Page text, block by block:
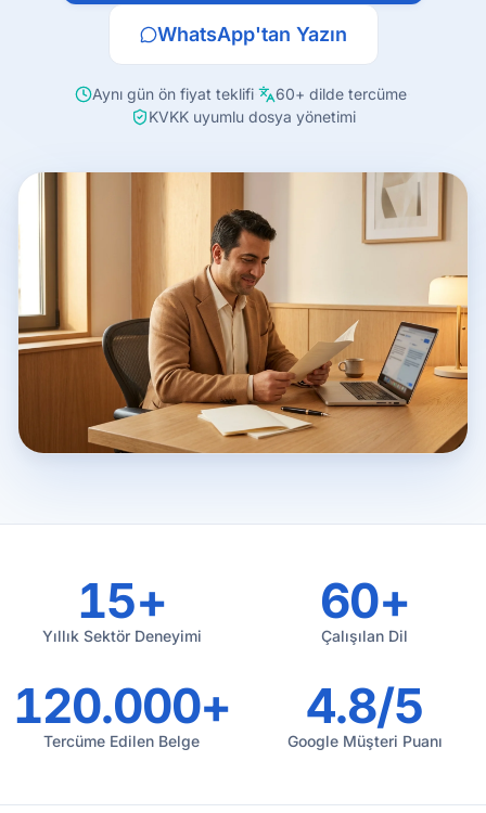
WhatsApp'tan Yazın
Aynı gün ön fiyat teklifi 60+ dilde tercüme
KVKK uyumlu dosya yönetimi
15+
Yıllık Sektör Deneyimi
60+
Çalışılan Dil
120.000+
Tercüme Edilen Belge
4.8/5
Google Müşteri Puanı